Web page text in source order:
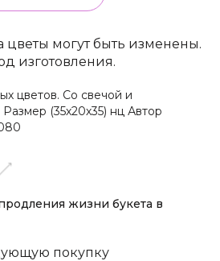
могут быть изменены.
изготовления.
цветов. Со свечой и
(35х20х35) нц Автор
жизни букета в
покупку